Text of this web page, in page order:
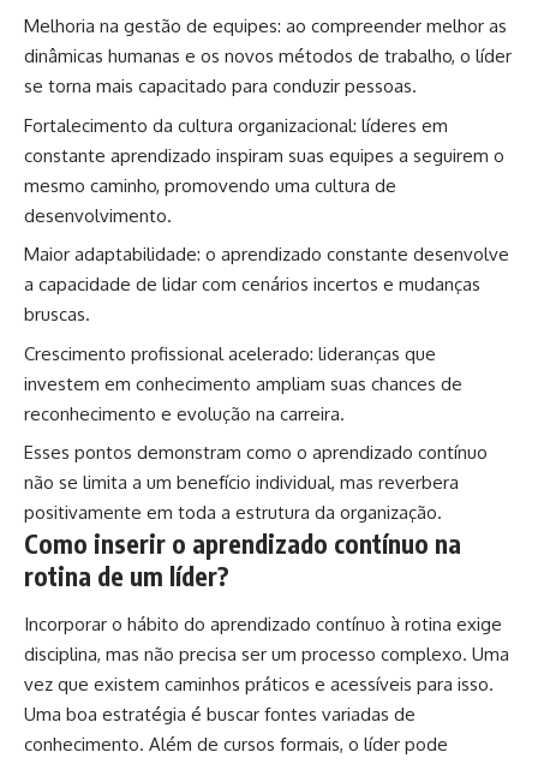
Melhoria na gestão de equipes: ao compreender melhor as
dinâmicas humanas e os novos métodos de trabalho, o líder
se torna mais capacitado para conduzir pessoas.
Fortalecimento da cultura organizacional: líderes em
constante aprendizado inspiram suas equipes a seguirem o
mesmo caminho, promovendo uma cultura de
desenvolvimento.
Maior adaptabilidade: o aprendizado constante desenvolve
a capacidade de lidar com cenários incertos e mudanças
bruscas.
Crescimento profissional acelerado: lideranças que
investem em conhecimento ampliam suas chances de
reconhecimento e evolução na carreira.
Esses pontos demonstram como o aprendizado contínuo
não se limita a um benefício individual, mas reverbera
positivamente em toda a estrutura da organização.
Como inserir o aprendizado contínuo na
rotina de um líder?
Incorporar o hábito do aprendizado contínuo à rotina exige
disciplina, mas não precisa ser um processo complexo. Uma
vez que existem caminhos práticos e acessíveis para isso.
Uma boa estratégia é buscar fontes variadas de
conhecimento. Além de cursos formais, o líder pode